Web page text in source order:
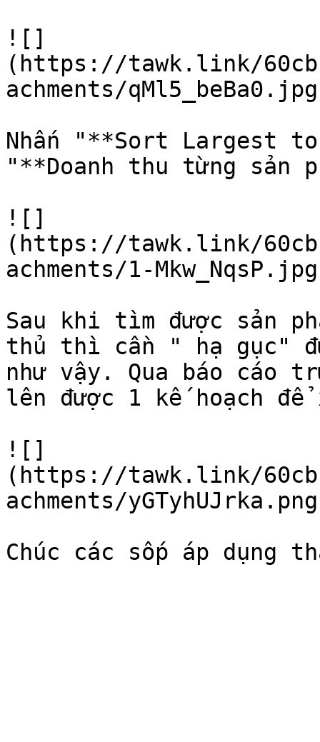
![]
(https://tawk.link/
achments/
Nhấn "**Sort Largest
"**Doanh thu từng sản
![]
(https://tawk.link/
achments/1-
Sau khi tìm được sản
thủ thì cần " hạ gục"
như vậy. Qua báo cáo
lên được 1 kế hoạch
![]
(https://tawk.link/
achments/